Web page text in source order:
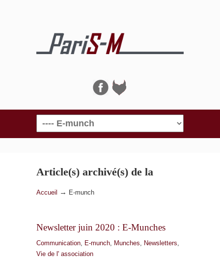
Navigation
Article(s) archivé(s) de la
catégorieE-munch
Accueil → E-munch
Newsletter juin 2020 : E-Munches
Communication, E-munch, Munches, Newsletters,
Vie de l' association